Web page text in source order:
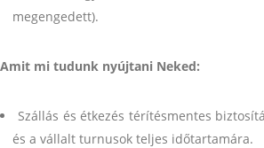
megengedett).
Amit mi tudunk nyújtani Neked:
Szállás és étkezés térítésmentes
és a vállalt turnusok teljes időtartamára.